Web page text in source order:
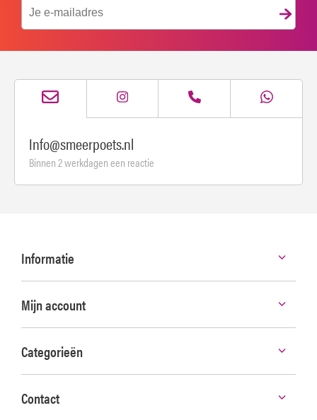
Info@smeerpoets.nl
Binnen 2 werkdagen een reactie
Informatie
Mijn account
Categorieën
Contact